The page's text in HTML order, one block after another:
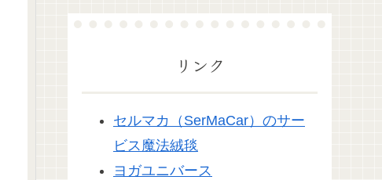
リンク
セルマカ（SerMaCar）のサー
ビス魔法絨毯
ヨガユニバース